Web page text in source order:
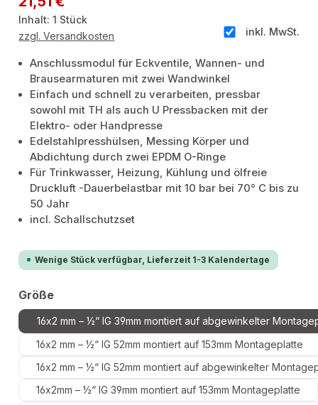
Inhalt:1 Stück
inkl. MwSt.
zzgl. Versandkosten
Anschlussmodul für Eckventile, Wannen- und
Brausearmaturen mit zwei Wandwinkel
Einfach und schnell zu verarbeiten, pressbar
sowohl mit TH als auch U Pressbacken mit der
Elektro- oder Handpresse
Edelstahlpresshülsen, Messing Körper und
Abdichtung durch zwei EPDM O-Ringe
Für Trinkwasser, Heizung, Kühlung und ölfreie
Druckluft -Dauerbelastbar mit 10 bar bei 70° C bis zu
50 Jahr
incl. Schallschutzset
Wenige Stück verfügbar, Lieferzeit 1-3 Kalendertage
Größeauswählen
16x2 mm – ½“ IG 39mm montiert auf abgewinkelter
16x2 mm – ½“ IG 52mm montiert auf 153mm Montageplatte
16x2 mm – ½“ IG 52mm montiert auf abgewinkelter
16x2mm – ½“ IG 39mm montiert auf 153mm Montageplatte